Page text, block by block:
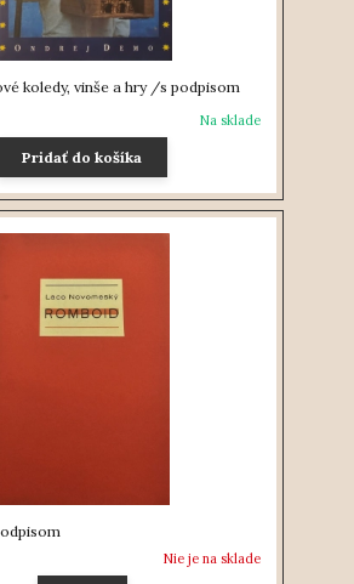
koledy, vinše a hry /s podpisom
Na sklade
Pridať do košíka
Nie je na sklade